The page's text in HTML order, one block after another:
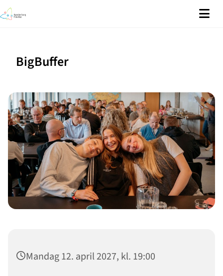
BigBuffer
Mandag 12. april 2027, kl. 19:00